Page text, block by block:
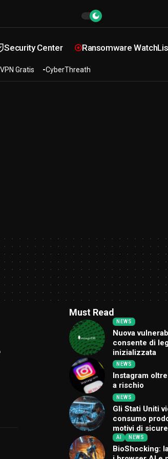
Security Center Ransomware
VPN Gratis CyberThreath
Must Read
NEWS
Nuova
consente di
inizializzata
NEWS
Instagram
a rischio
NEWS
Gli Stati Uniti
consumo
motivi di
AI NEWS
BioShocking: